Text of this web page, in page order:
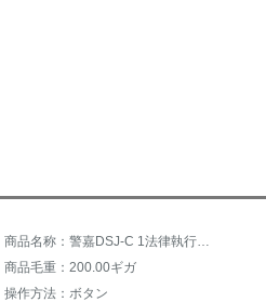
商品名称：警嘉DSJ-C 1法律執行記録計1296 P高清赤外夜視3400 W専門現場記録計会議記録計公式規格品16 Gメモリ
商品毛重：200.00ギガ
操作方法：ボタン